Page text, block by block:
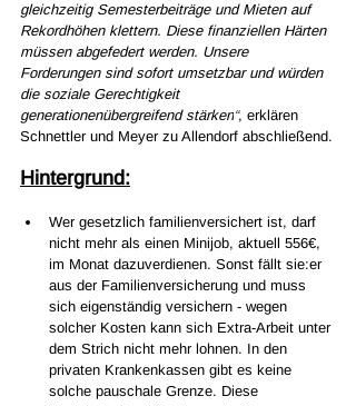
gleichzeitig Semesterbeiträge und Mieten auf
Rekordhöhen klettern. Diese finanziellen Härten
müssen abgefedert werden. Unsere
Forderungen sind sofort umsetzbar und würden
die soziale Gerechtigkeit
generationenübergreifend stärken“, erklären
Schnettler und Meyer zu Allendorf abschließend.
Hintergrund:
Wer gesetzlich familienversichert ist, darf
nicht mehr als einen Minijob, aktuell 556€,
im Monat dazuverdienen. Sonst fällt sie:er
aus der Familienversicherung und muss
sich eigenständig versichern - wegen
solcher Kosten kann sich Extra-Arbeit unter
dem Strich nicht mehr lohnen. In den
privaten Krankenkassen gibt es keine
solche pauschale Grenze. Diese